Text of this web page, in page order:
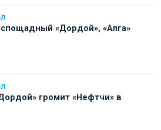
«Дордой», «Алга»
громит «Нефтчи» в